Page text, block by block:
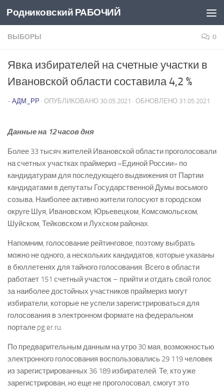
Перейти к содержимому
Родниковский РАБОЧИЙ
ВЫБОРЫ 0
Явка избирателей на счетные участки в
Ивановской области составила 4,2 %
- АДМ_РР · ОПУБЛИКОВАНО 30.05.2021 · ОБНОВЛЕНО 31.05.2021
Данные на 12 часов дня
Более 33 тысяч жителей Ивановской области проголосовали
на счетных участках праймериз «Единой России» по
кандидатурам для последующего выдвижения от Партии
кандидатами в депутаты Государственной Думы восьмого
созыва. Наиболее активно жители голосуют в городском
округе Шуя, Ивановском, Юрьевецком, Комсомольском,
Шуйском, Тейковском и Лухском районах.
Напомним, голосование рейтинговое, поэтому выбрать
можно не одного, а нескольких кандидатов, которые указаны
в бюллетенях для тайного голосования. Всего в области
работает 151 счетный участок – прийти и отдать свой голос
за наиболее достойных участников праймериз могут
избиратели, которые не успели зарегистрироваться для
голосования в электронном формате на федеральном
портале pg.er.ru.
По предварительным данным на утро 30 мая, возможностью
электронного голосования воспользовались 29 119 человек
из зарегистрированных 36 189 избирателей. Те, кто уже
зарегистрирован, но еще не проголосовал, смогут это